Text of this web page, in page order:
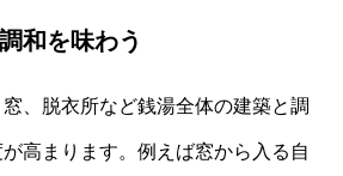
和を味わう
、脱衣所など銭湯全体の建築と調
高まります。例えば窓から入る自